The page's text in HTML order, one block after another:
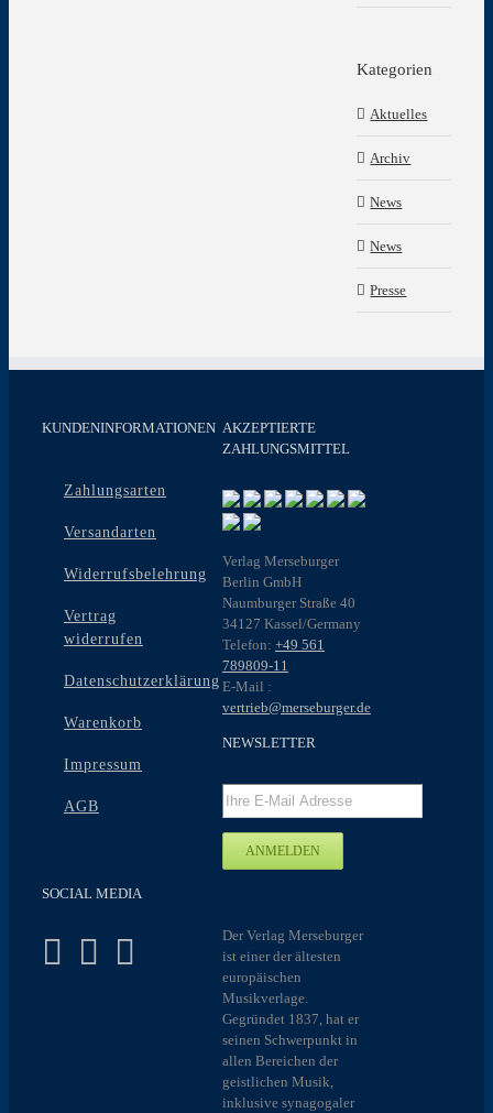
Kategorien
Aktuelles
Archiv
News
News
Presse
KUNDENINFORMATIONEN
Zahlungsarten
Versandarten
Widerrufsbelehrung
Vertrag
widerrufen
Datenschutzerklärung
Warenkorb
Impressum
AGB
SOCIAL MEDIA
AKZEPTIERTE
ZAHLUNGSMITTEL
Verlag Merseburger
Berlin GmbH
Naumburger Straße 40
34127 Kassel/Germany
Telefon: +49 561
789809-11
E-Mail :
vertrieb@merseburger.de
NEWSLETTER
Der Verlag Merseburger
ist einer der ältesten
europäischen
Musikverlage.
Gegründet 1837, hat er
seinen Schwerpunkt in
allen Bereichen der
geistlichen Musik,
inklusive synagogaler